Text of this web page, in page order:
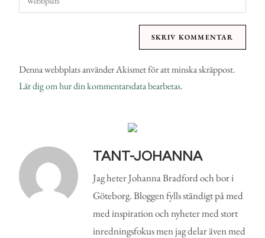
Denna webbplats använder Akismet för att minska skräppost.
Lär dig om hur din kommentarsdata bearbetas.
TANT-JOHANNA
Jag heter Johanna Bradford och bor i
Göteborg. Bloggen fylls ständigt på med
med inspiration och nyheter med stort
inredningsfokus men jag delar även med